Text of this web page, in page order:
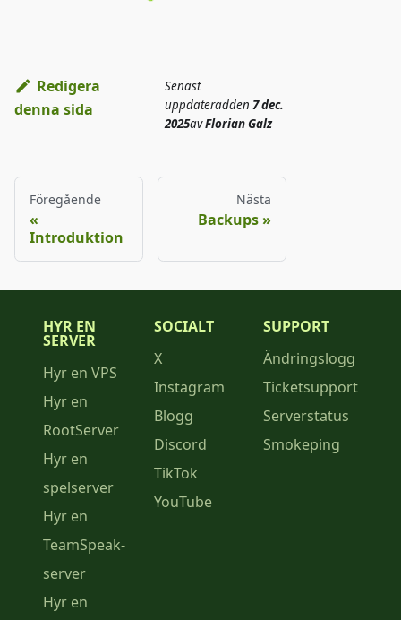
Redigera
denna sida
Senast
uppdateradden 7 dec.
2025avFlorian Galz
Föregående
Introduktion
Nästa
Backups
HYR EN
SERVER
Hyr en VPS
Hyr en
RootServer
Hyr en
spelserver
Hyr en
TeamSpeak-
server
Hyr en
SOCIALT
X
Instagram
Blogg
Discord
TikTok
YouTube
SUPPORT
Ändringslogg
Ticketsupport
Serverstatus
Smokeping